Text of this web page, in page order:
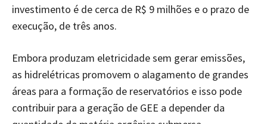
investimento é de cerca de R$ 9 milhões e o prazo de
execução, de três anos.
Embora produzam eletricidade sem gerar emissões,
as hidrelétricas promovem o alagamento de grandes
áreas para a formação de reservatórios e isso pode
contribuir para a geração de GEE a depender da